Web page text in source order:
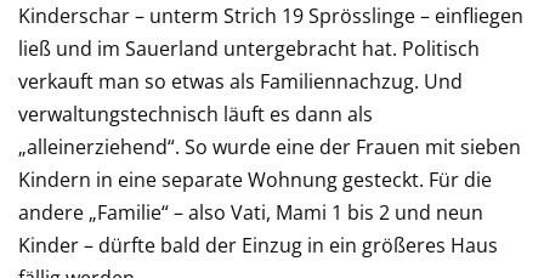
Kinderschar – unterm Strich 19 Sprösslinge – einfliegen
ließ und im Sauerland untergebracht hat. Politisch
verkauft man so etwas als Familiennachzug. Und
verwaltungstechnisch läuft es dann als
„alleinerziehend“. So wurde eine der Frauen mit sieben
Kindern in eine separate Wohnung gesteckt. Für die
andere „Familie“ – also Vati, Mami 1 bis 2 und neun
Kinder – dürfte bald der Einzug in ein größeres Haus